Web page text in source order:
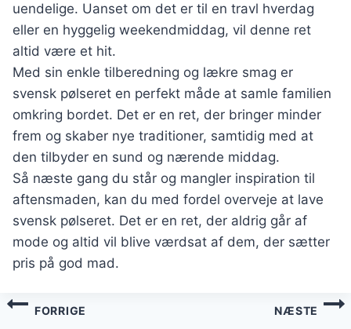
uendelige. Uanset om det er til en travl hverdag
eller en hyggelig weekendmiddag, vil denne ret
altid være et hit.
Med sin enkle tilberedning og lækre smag er
svensk pølseret en perfekt måde at samle familien
omkring bordet. Det er en ret, der bringer minder
frem og skaber nye traditioner, samtidig med at
den tilbyder en sund og nærende middag.
Så næste gang du står og mangler inspiration til
aftensmaden, kan du med fordel overveje at lave
svensk pølseret. Det er en ret, der aldrig går af
mode og altid vil blive værdsat af dem, der sætter
pris på god mad.
Indlægsnavigation
FORRIGE NÆSTE